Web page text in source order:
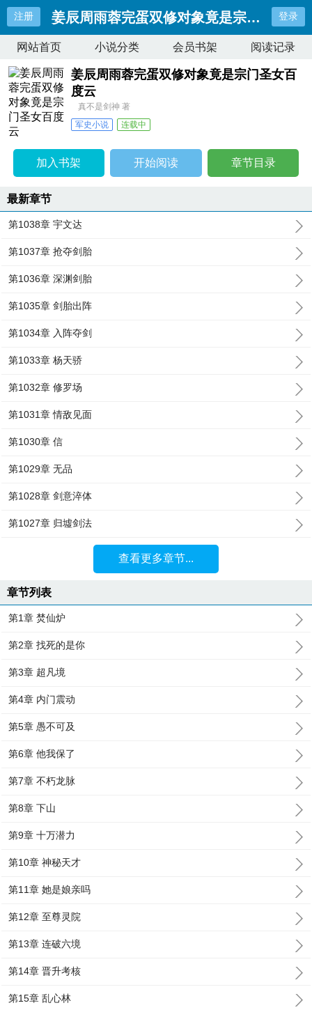
注册 姜辰周雨蓉完蛋双修对象竟是宗门圣女百
登录
网站首页 小说分类 会员书架 阅读记录
姜辰周雨蓉完蛋双修对象竟是宗门圣女百
度云
真不是剑神 著
军史小说
连载中
更新时间：
2025-11-18 14:20:38
加入书架 开始阅读 章节目录
最新章节
第1038章 宇文达
第1037章 抢夺剑胎
第1036章 深渊剑胎
第1035章 剑胎出阵
第1034章 入阵夺剑
第1033章 杨天骄
第1032章 修罗场
第1031章 情敌见面
第1030章 信
第1029章 无品
第1028章 剑意淬体
第1027章 归墟剑法
查看更多章节...
章节列表
第1章 焚仙炉
第2章 找死的是你
第3章 超凡境
第4章 内门震动
第5章 愚不可及
第6章 他我保了
第7章 不朽龙脉
第8章 下山
第9章 十万潜力
第10章 神秘天才
第11章 她是娘亲吗
第12章 至尊灵院
第13章 连破六境
第14章 晋升考核
第15章 乱心林